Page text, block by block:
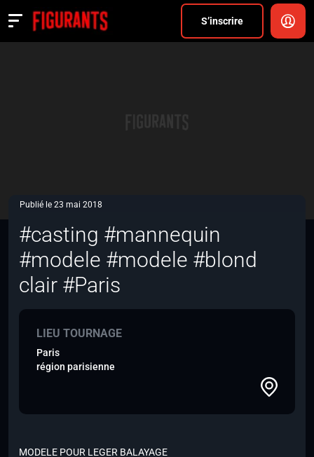
S’inscrire
Actualités
Publié le 23 mai 2018
#casting #mannequin
#modele #modele #blond
clair #Paris
LIEU TOURNAGE
Paris
région parisienne
MODELE POUR LEGER BALAYAGE